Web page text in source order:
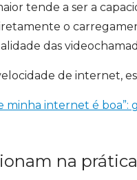
tende a ser a
o
das
de internet,
minha internet é
na